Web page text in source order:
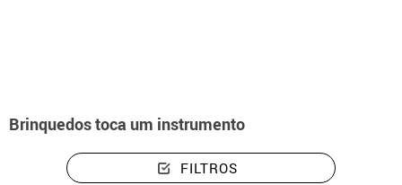
Brinquedos toca um instrumento
FILTROS